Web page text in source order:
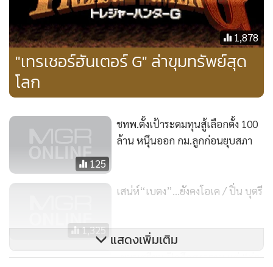
คัลเลอร์ โทรศัพท์มือถือและกำลังจะมาถึงเครื่อง Wii แบบครบ
ชุดทั้งไตรภาคในโอกาสฉลองครบรอบ 25 ปีของซีรีย์
Dragon Quest III Soshite Densetsu e... /Dragon Warrior III
เครื่อง:Famicom /NES
ภาษา:ญี่ปุ่น 1988 /อังกฤษ 1992
บริษัท:Enix
จำนวนผู้เล่น: 1 คน
1,878
"เทรเชอร์ฮันเตอร์ G" ล่าขุมทรัพย์สุด
โลก
125
ชทพ.ตั้งเป้าระดมทุนสู้เลือกตั้ง 100
ล้าน หนุึนออก กม.ลูกก่อนยุบสภา
1,325
เสน่ห์“เบตง”...ยังคงโอเค / ปิ่น บุตรี
เขมรเตรียมเปิดศึกสงคราม แต่ “ต่อ
แสดงเพิ่มเติม